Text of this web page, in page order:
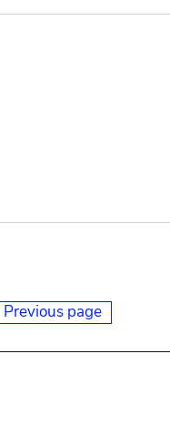
Previous page